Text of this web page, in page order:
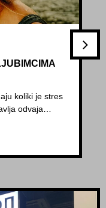
koliki je stres
odvaja…